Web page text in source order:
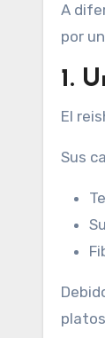
A
por
1.
El
Sus